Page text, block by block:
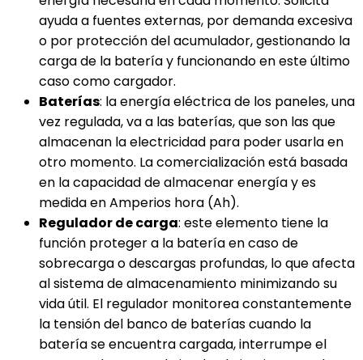
ayuda a fuentes externas, por demanda excesiva
o por protección del acumulador, gestionando la
carga de la batería y funcionando en este último
caso como cargador.
Baterías: la energía eléctrica de los paneles, una
vez regulada, va a las baterías, que son las que
almacenan la electricidad para poder usarla en
otro momento. La comercialización está basada
en la capacidad de almacenar energía y es
medida en Amperios hora (Ah).
Regulador de carga: este elemento tiene la
función proteger a la batería en caso de
sobrecarga o descargas profundas, lo que afecta
al sistema de almacenamiento minimizando su
vida útil. El regulador monitorea constantemente
la tensión del banco de baterías cuando la
batería se encuentra cargada, interrumpe el